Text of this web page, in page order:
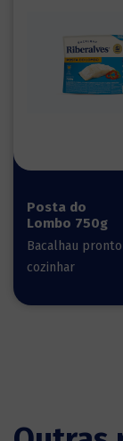
Posta do
Lombo 750g
Bacalhau
cozinhar